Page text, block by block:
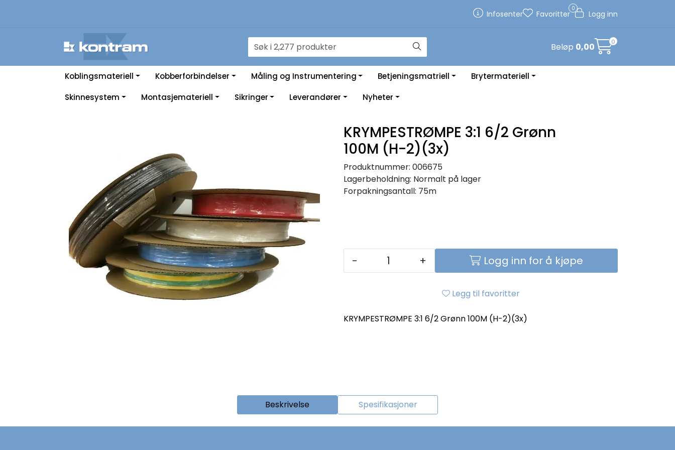
Infosenter
0
Favoritter Logg inn
Beløp 0,00 0
Koblingsmateriell Kobberforbindelser Måling og Instrumentering Betjeningsmatriell
Brytermateriell
Skinnesystem
Montasjemateriell Sikringer Leverandører Nyheter
KRYMPESTRØMPE 3:1 6/2 Grønn
100M (H-2)(3x)
Produktnummer: 006675
Lagerbeholdning: Normalt på lager
Forpakningsantall: 75m
- + Logg inn for å kjøpe
Legg til favoritter
KRYMPESTRØMPE 3:1 6/2 Grønn 100M (H-2)(3x)
Beskrivelse Spesifikasjoner